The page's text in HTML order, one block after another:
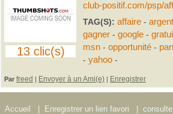
13 clic(s)
club-positif.com/psp/
TAG(S): affaire- argent
gagner- google-
msn - opportunité-
- yahoo-
Par freed | Envoyer à un Ami(e) | Enregistrer
Accueil Enregistrer un lien favori